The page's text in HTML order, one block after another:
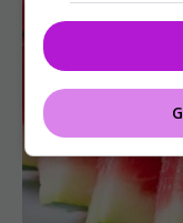
De ce este roșu
aroma lui.
03 aug 2026, 21:59